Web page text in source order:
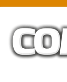
content